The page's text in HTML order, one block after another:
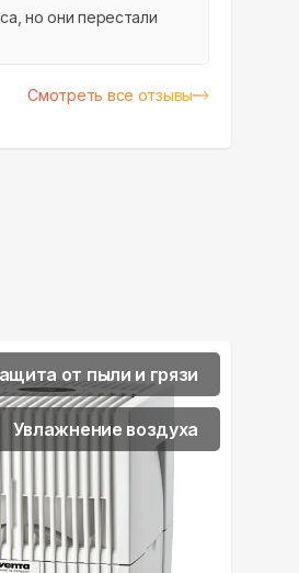
но они перестали
Смотреть все отзывы
от пыли и грязи
Увлажнение воздуха